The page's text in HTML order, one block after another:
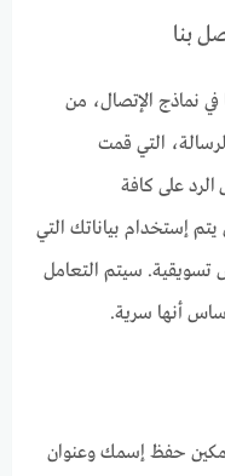
بنا
نماذج الإتصال، من
التي قمت
على كافة
إستخدام بياناتك التي
تسويقية. سيتم التعامل
أنها سرية.
حفظ إسمك وعنوان